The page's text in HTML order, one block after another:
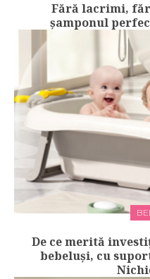
Fără lacrimi,
șamponul
De ce merită
bebeluși, cu